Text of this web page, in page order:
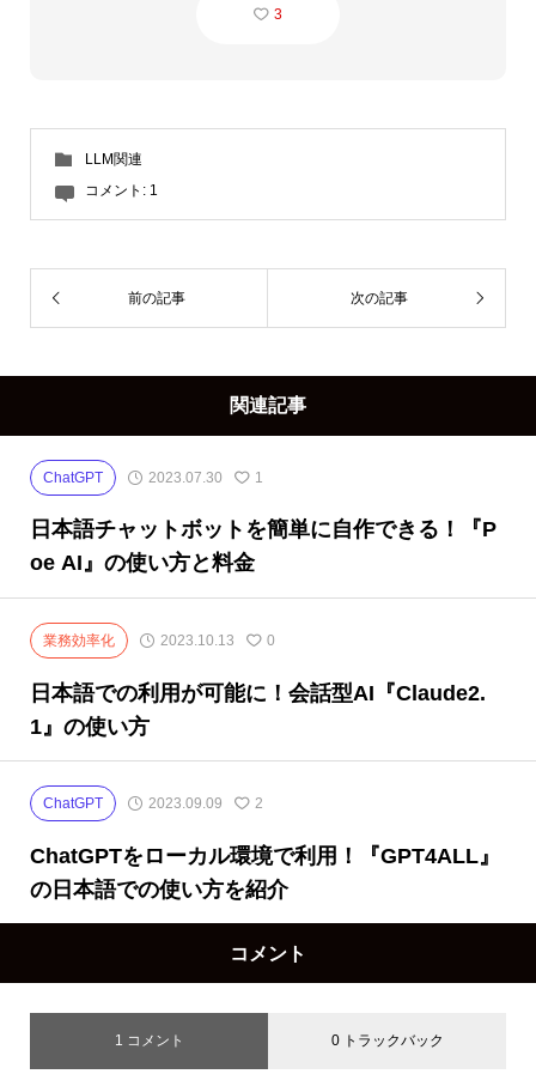
3
LLM関連
コメント: 1
前の記事 次の記事
関連記事
ChatGPT 2023.07.30 1
日本語チャットボットを簡単に自作できる！『P
oe AI』の使い方と料金
業務効率化 2023.10.13 0
日本語での利用が可能に！会話型AI『Claude2.
1』の使い方
ChatGPT 2023.09.09 2
ChatGPTをローカル環境で利用！『GPT4ALL』
の日本語での使い方を紹介
コメント
1 コメント 0 トラックバック